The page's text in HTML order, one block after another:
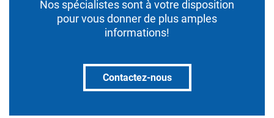
Nos spécialistes sont à votre disposition
pour vous donner de plus amples
informations!
Contactez-nous